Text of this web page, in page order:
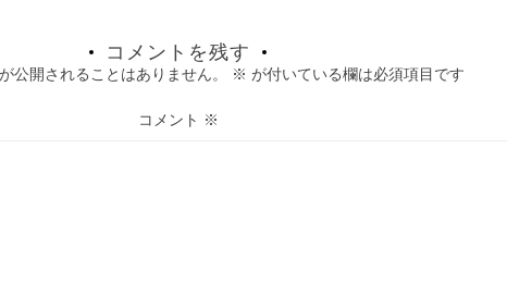
コメントを残す
公開されることはありません。 ※ が付いている欄は必須項目です
コメント ※